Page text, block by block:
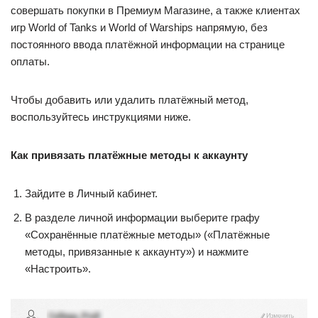
совершать покупки в Премиум Магазине, а также клиентах
игр World of Tanks и World of Warships напрямую, без
постоянного ввода платёжной информации на странице
оплаты.
Чтобы добавить или удалить платёжный метод,
воспользуйтесь инструкциями ниже.
Как привязать платёжные методы к аккаунту
Зайдите в Личный кабинет.
В разделе личной информации выберите графу
«Сохранённые платёжные методы» («Платёжные
методы, привязанные к аккаунту») и нажмите
«Настроить».